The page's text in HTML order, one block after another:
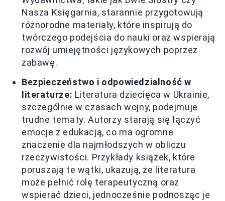
Nasza Księgarnia, starannie przygotowują
różnorodne materiały, które inspirują do
twórczego podejścia do nauki oraz wspierają
rozwój umiejętności językowych poprzez
zabawę.
Bezpieczeństwo i odpowiedzialność w
literaturze: Literatura dziecięca w Ukrainie,
szczególnie w czasach wojny, podejmuje
trudne tematy. Autorzy starają się łączyć
emocje z edukacją, co ma ogromne
znaczenie dla najmłodszych w obliczu
rzeczywistości. Przykłady książek, które
poruszają te wątki, ukazują, że literatura
może pełnić rolę terapeutyczną oraz
wspierać dzieci, jednocześnie podnosząc je